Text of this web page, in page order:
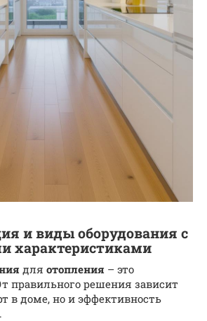
и виды оборудования с
характеристиками
для отопления – это
правильного решения зависит
в доме, но и эффективность
.